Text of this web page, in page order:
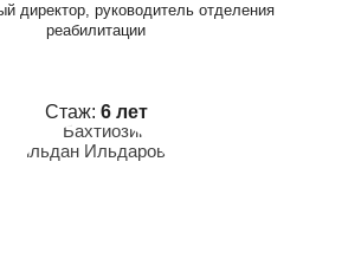
директор, руководитель отделения
реабилитации
Стаж: 6 лет